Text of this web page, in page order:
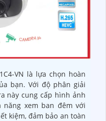
VN là lựa chọn hoàn
bạn. Với độ phân giải
này cung cấp hình ảnh
năng xem ban đêm với
kiệm, đảm bảo an toàn